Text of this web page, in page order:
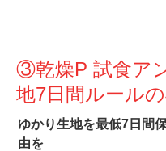
③乾燥P 試食ア
地7日間ルールの
ゆかり生地を最低7日間
由を